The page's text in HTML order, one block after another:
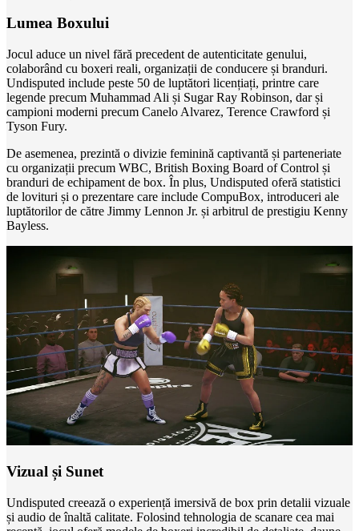
Lumea Boxului
Jocul aduce un nivel fără precedent de autenticitate genului,
colaborând cu boxeri reali, organizații de conducere și branduri.
Undisputed include peste 50 de luptători licențiați, printre care
legende precum Muhammad Ali și Sugar Ray Robinson, dar și
campioni moderni precum Canelo Alvarez, Terence Crawford și
Tyson Fury.
De asemenea, prezintă o divizie feminină captivantă și parteneriate
cu organizații precum WBC, British Boxing Board of Control și
branduri de echipament de box. În plus, Undisputed oferă statistici
de lovituri și o prezentare care include CompuBox, introduceri ale
luptătorilor de către Jimmy Lennon Jr. și arbitrul de prestigiu Kenny
Bayless.
Vizual și Sunet
Undisputed creează o experiență imersivă de box prin detalii vizuale
și audio de înaltă calitate. Folosind tehnologia de scanare cea mai